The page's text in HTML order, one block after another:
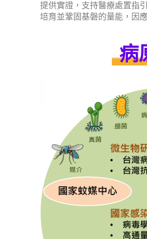
提供實證，支持醫療處置指
培育並鞏固基磐的量能，因
病